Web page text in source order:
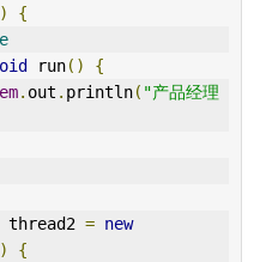
{
run()
{
. out . println( "产品经理
thread2 = new
{